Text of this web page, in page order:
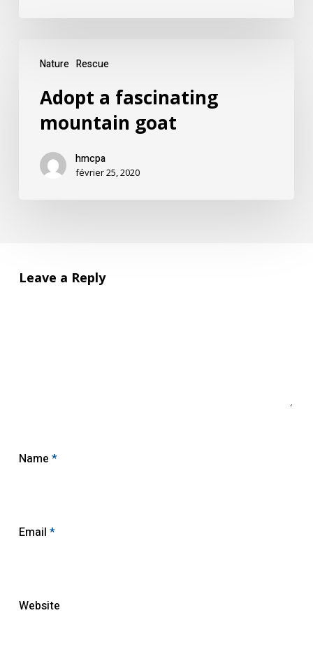
Nature Rescue
Adopt a fascinating
mountain goat
hmcpa
février 25, 2020
Leave a Reply
Name *
Email *
Website